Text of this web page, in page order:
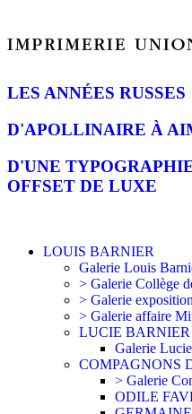
LES ANNÉES RUSSES
D'APOLLINAIRE À
D'UNE
OFFSET DE LUXE
LOUIS BARNIER
Galerie Louis
> Galerie Collège
> Galerie
> Galerie affaire
LUCIE BARNIER
Galerie
COMPAGNONS
> Galerie
ODILE